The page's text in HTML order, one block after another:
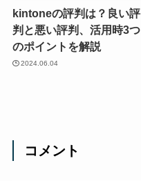
kintoneの評判は？良い評
判と悪い評判、活用時3つ
のポイントを解説
2024.06.04
コメント